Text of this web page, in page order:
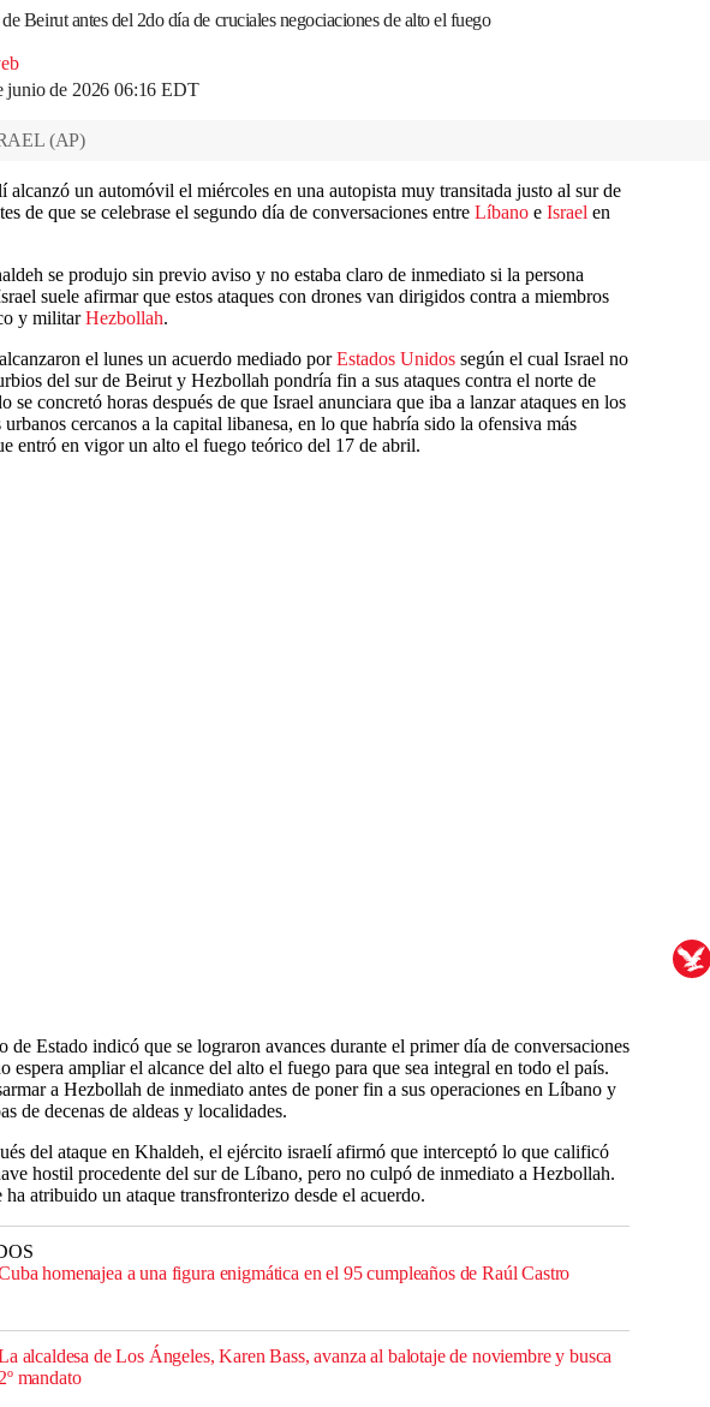
de Beirut antes del 2do día de cruciales negociaciones de alto el fuego
junio de 2026 06:16 EDT
(AP)
alcanzó un automóvil el miércoles en una autopista muy transitada justo al sur de
de que se celebrase el segundo día de conversaciones entre Líbano e Israel en
se produjo sin previo aviso y no estaba claro de inmediato si la persona
suele afirmar que estos ataques con drones van dirigidos contra a miembros
y militarHezbollah.
el lunes un acuerdo mediado porEstados Unidos según el cual Israel no
del sur de Beirut y Hezbollah pondría fin a sus ataques contra el norte de
se concretó horas después de que Israel anunciara que iba a lanzar ataques en los
urbanos cercanos a la capital libanesa, en lo que habría sido la ofensiva más
entró en vigor un alto el fuego teórico del 17 de abril.
de Estado indicó que se lograron avances durante el primer día de conversaciones
espera ampliar el alcance del alto el fuego para que sea integral en todo el país.
a Hezbollah de inmediato antes de poner fin a sus operaciones en Líbano y
de decenas de aldeas y localidades.
del ataque en Khaldeh, el ejército israelí afirmó que interceptó lo que calificó
hostil procedente del sur de Líbano, pero no culpó de inmediato a Hezbollah.
atribuido un ataque transfronterizo desde el acuerdo.
homenajea a una figura enigmática en el 95 cumpleaños de Raúl Castro
alcaldesa de Los Ángeles, Karen Bass, avanza al balotaje de noviembre y busca
2º mandato